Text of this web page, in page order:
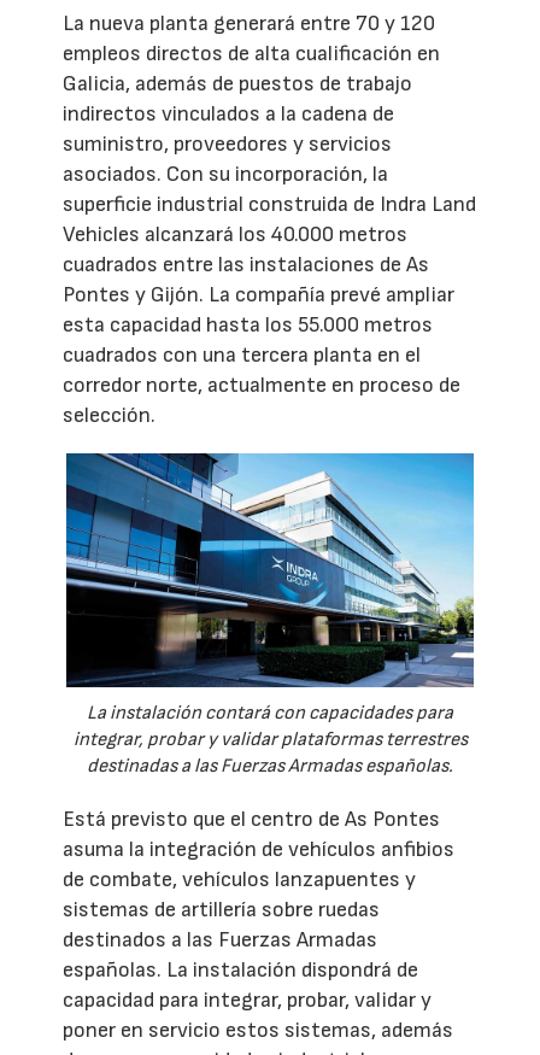
La nueva planta generará entre 70 y 120
empleos directos de alta cualificación en
Galicia, además de puestos de trabajo
indirectos vinculados a la cadena de
suministro, proveedores y servicios
asociados. Con su incorporación, la
superficie industrial construida de Indra Land
Vehicles alcanzará los 40.000 metros
cuadrados entre las instalaciones de As
Pontes y Gijón. La compañía prevé ampliar
esta capacidad hasta los 55.000 metros
cuadrados con una tercera planta en el
corredor norte, actualmente en proceso de
selección.
La instalación contará con capacidades para
integrar, probar y validar plataformas terrestres
destinadas a las Fuerzas Armadas españolas.
Está previsto que el centro de As Pontes
asuma la integración de vehículos anfibios
de combate, vehículos lanzapuentes y
sistemas de artillería sobre ruedas
destinados a las Fuerzas Armadas
españolas. La instalación dispondrá de
capacidad para integrar, probar, validar y
poner en servicio estos sistemas, además